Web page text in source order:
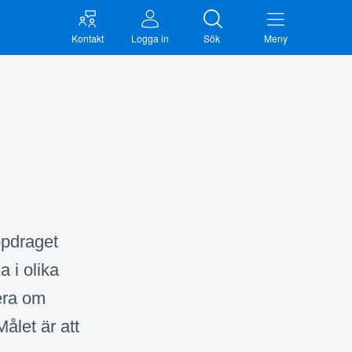
Kontakt Logga in Sök Meny
i olika
om
är att